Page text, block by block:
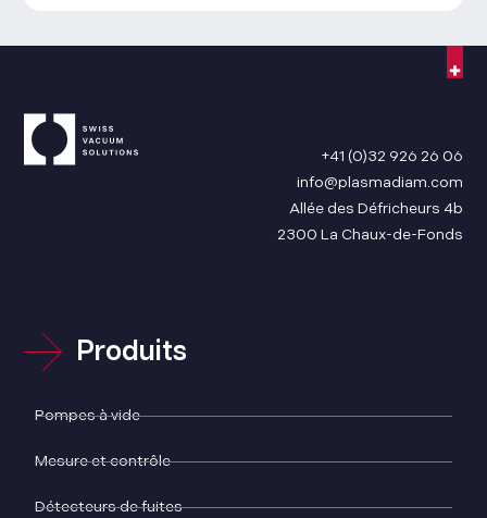
+41 (0)32 926 26 06
info@plasmadiam.com
Allée des Défricheurs 4b
2300 La Chaux-de-Fonds
Produits
Pompes à vide
Mesure et contrôle
Détecteurs de fuites